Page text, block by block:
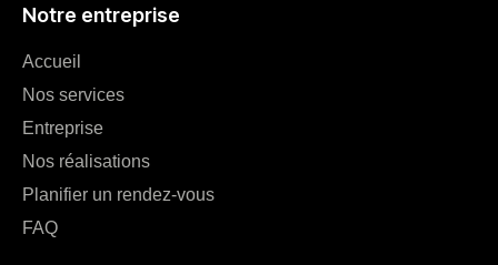
Notre entreprise
Accueil
Nos services
Entreprise
Nos réalisations
Planifier un rendez-vous
FAQ